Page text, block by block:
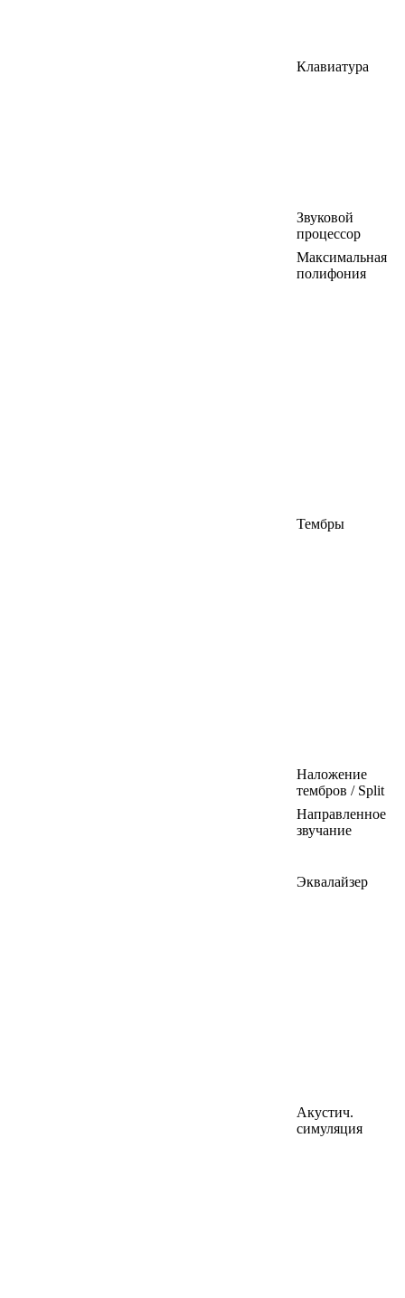
Клавиатура
Звуковой
процессор
Максимальная
полифония
Тембры
Наложение
тембров / Split
Направленное
звучание
Эквалайзер
Акустич.
симуляция